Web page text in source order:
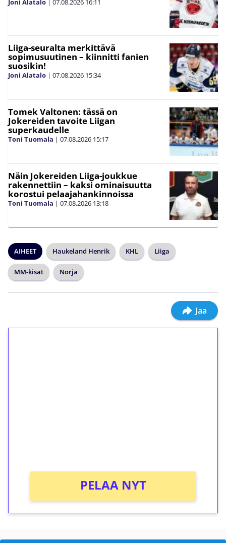
Joni Alatalo | 07.08.2026 16:11
Liiga-seuralta merkittävä
sopimusuutinen – kiinnitti fanien
suosikin!
Joni Alatalo | 07.08.2026 15:34
Tomek Valtonen: tässä on
Jokereiden tavoite Liigan
superkaudelle
Toni Tuomala | 07.08.2026 15:17
Näin Jokereiden Liiga-joukkue
rakennettiin – kaksi ominaisuutta
korostui pelaajahankinnoissa
Toni Tuomala | 07.08.2026 13:18
AIHEET Haukeland Henrik KHL Liiga
MM-kisat Norja
Jaa
PELAA NYT